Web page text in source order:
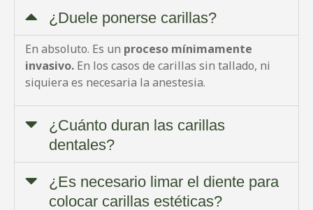
¿Duele ponerse carillas?
En absoluto. Es un proceso mínimamente
invasivo. En los casos de carillas sin tallado, ni
siquiera es necesaria la anestesia.
¿Cuánto duran las carillas
dentales?
¿Es necesario limar el diente para
colocar carillas estéticas?